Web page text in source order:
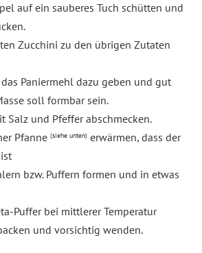
auf ein sauberes Tuch schütten und
Zucchini zu den übrigen Zutaten
Paniermehl dazu geben und gut
soll formbar sein.
Salz und Pfeffer abschmecken.
Pfanne (siehe unten)erwärmen, dass der
bzw. Puffern formen und in etwas
Puffer bei mittlerer Temperatur
und vorsichtig wenden.